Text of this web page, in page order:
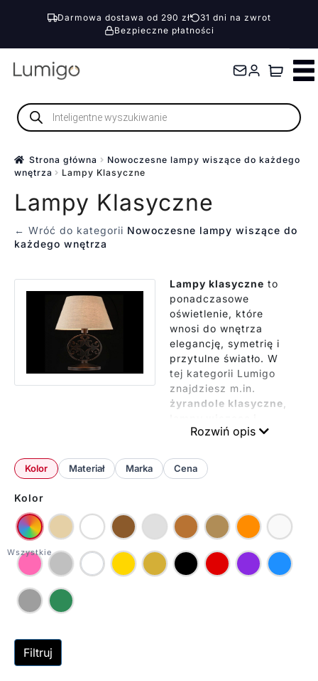
Darmowa dostawa od 290 zł
31 dni na zwrot
Bezpieczne płatności
Przejdź
nawigacji
Przejdź
treściWyszukiwarka
produktów
Strona główna
Nowoczesne lampy wiszące do każdego
wnętrza
Lampy Klasyczne
Lampy Klasyczne
← Wróć do kategorii Nowoczesne lampy wiszące do
każdego wnętrza
Lampy klasyczne to
ponadczasowe
oświetlenie, które
wnosi do wnętrza
elegancję, symetrię i
przytulne światło. W
tej kategorii Lumigo
znajdziesz m.in.
żyrandole klasyczne
sufitowe,plafony,
lampy stołowe i
podłogowe
Wybierz styl (np. z
abażurami,
świecznikowy, z
kloszami) i dopasuj
Rozwiń opis
Kolor Materiał Marka Cena
Kolor
Filtruj